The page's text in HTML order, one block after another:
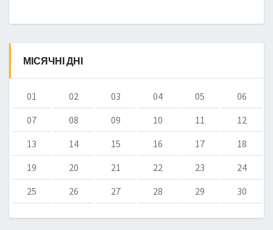
МІСЯЧНІ ДНІ
01 02 03 04 05
06
07
08 09 10 11
12
13
14 15 16 17
18
19
20 21 22 23
24
25
26 27 28 29 30